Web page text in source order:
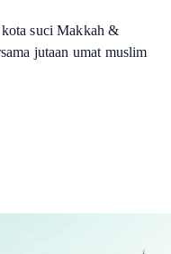
suci Makkah &
jutaan umat muslim